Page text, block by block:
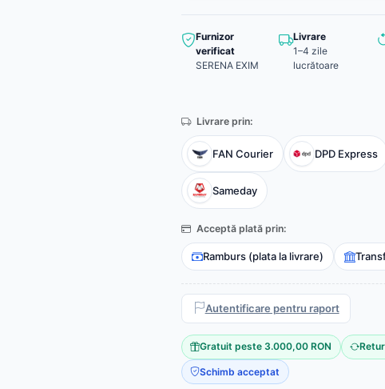
Furnizor
verificat
SERENA EXIM
Livrare
1–4 zile
lucrătoare
Livrare prin:
FAN Courier DPD Express
Sameday
Acceptă plată prin:
Ramburs (plata la livrare)
Autentificare pentru raport
Gratuit peste 3.000,00 RON
Schimb acceptat